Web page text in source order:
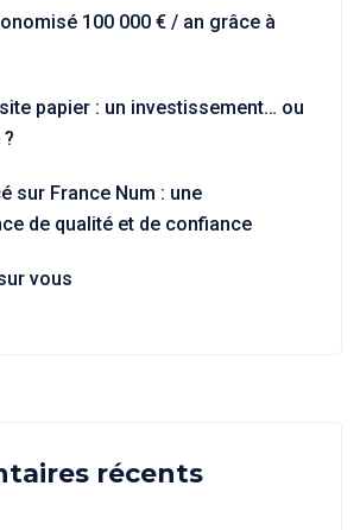
100 000 € / an grâce à
papier : un investissement… ou
sur France Num : une
de qualité et de confiance
vous
récents